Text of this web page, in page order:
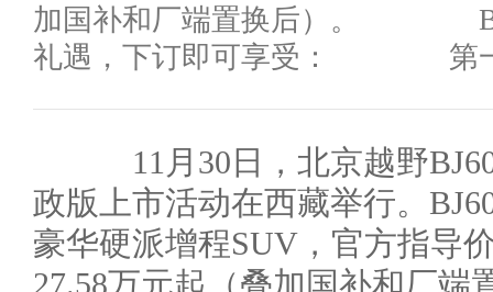
加国补和厂端置换后）。
礼遇，下订即可享受： 第一
11月30日，北京越野BJ60
政版上市活动在西藏举行。
豪华硬派增程SUV，官方指导
27.58万元起（叠加国补和厂端